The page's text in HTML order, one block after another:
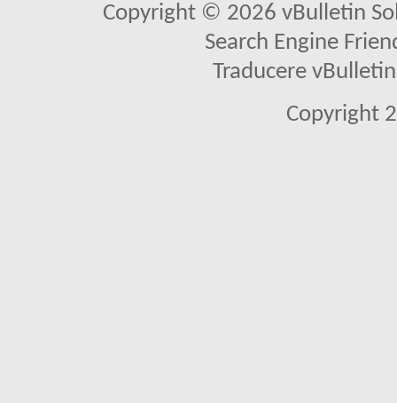
Copyright © 2026 vBulletin
Search Engine
Traducere
Copyright